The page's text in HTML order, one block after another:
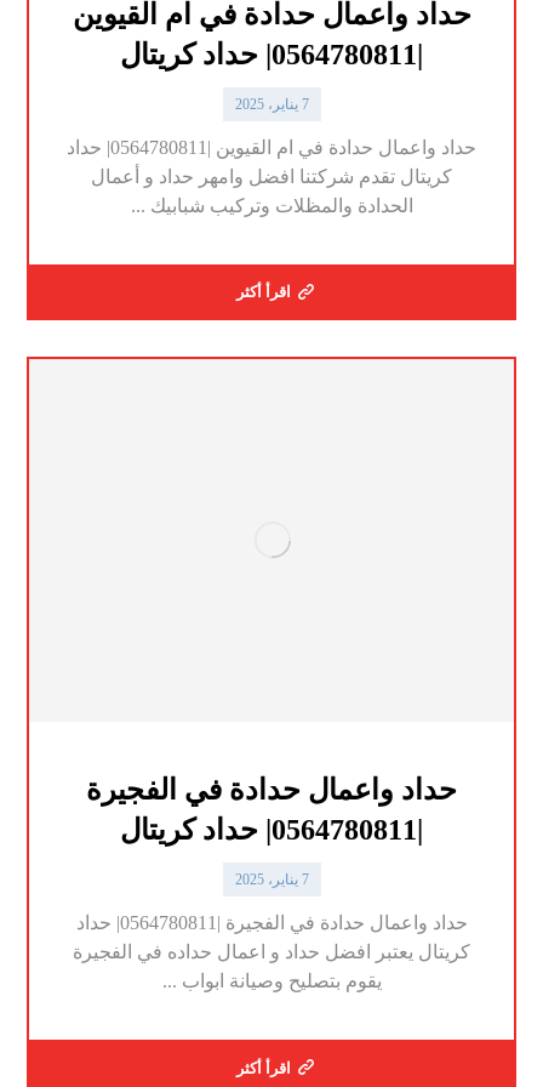
حداد واعمال حدادة في ام القيوين
|0564780811| حداد كريتال
7 يناير، 2025
حداد واعمال حدادة في ام القيوين |0564780811| حداد
كريتال تقدم شركتنا افضل وامهر حداد و أعمال
الحدادة والمظلات وتركيب شبابيك ...
اقرأ أكثر
حداد واعمال حدادة في الفجيرة
|0564780811| حداد كريتال
7 يناير، 2025
حداد واعمال حدادة في الفجيرة |0564780811| حداد
كريتال يعتبر افضل حداد و اعمال حداده في الفجيرة
يقوم بتصليح وصيانة ابواب ...
اقرأ أكثر